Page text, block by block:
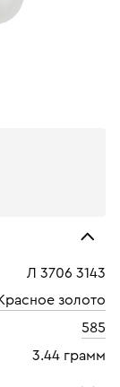
Л 3706 3143
Красное золото
585
3.44 грамм